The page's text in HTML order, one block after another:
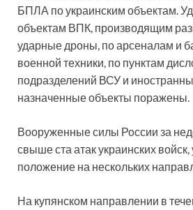
БПЛА по украинским объектам.
объектам ВПК, производящим
ударные дроны, по арсеналам и
военной техники, по пунктам
подразделений ВСУ и
назначенные объекты поражены.
Вооруженные силы России за
свыше ста атак украинских
положение на нескольких
На купянском направлении в